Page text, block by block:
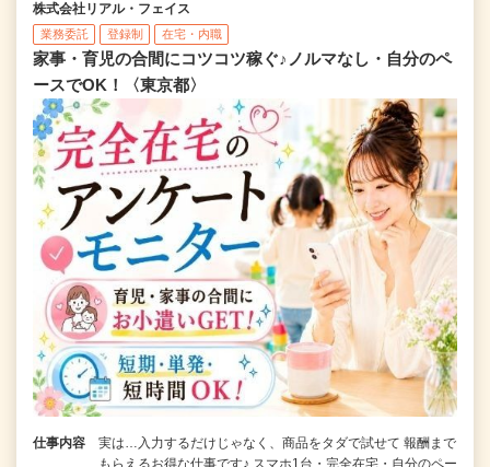
株式会社リアル・フェイス
業務委託 登録制 在宅・内職
家事・育児の合間にコツコツ稼ぐ♪ノルマなし・自分のペ
ースでOK！〈東京都〉
仕事内容
実は…入力するだけじゃなく、商品をタダで試せて 報酬まで